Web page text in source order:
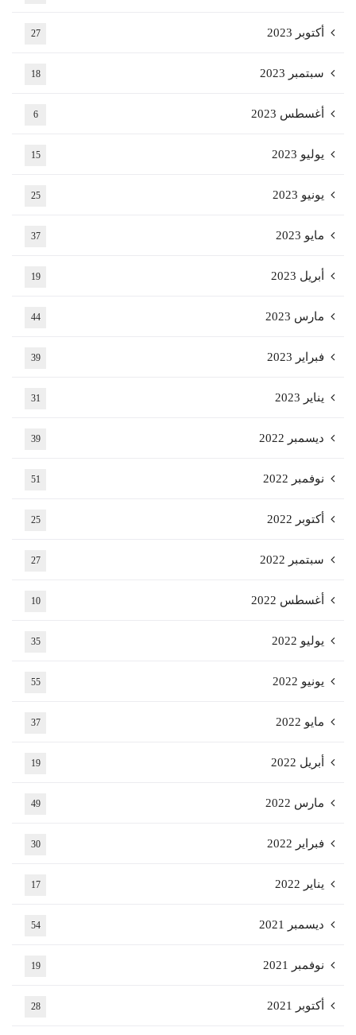
أكتوبر 2023 27
سبتمبر 2023 18
أغسطس 2023 6
يوليو 2023 15
يونيو 2023 25
مايو 2023 37
أبريل 2023 19
مارس 2023 44
فبراير 2023 39
يناير 2023 31
ديسمبر 2022 39
نوفمبر 2022 51
أكتوبر 2022 25
سبتمبر 2022 27
أغسطس 2022 10
يوليو 2022 35
يونيو 2022 55
مايو 2022 37
أبريل 2022 19
مارس 2022 49
فبراير 2022 30
يناير 2022 17
ديسمبر 2021 54
نوفمبر 2021 19
أكتوبر 2021 28